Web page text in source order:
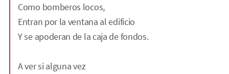
Como bomberos locos,
Entran por la ventana al edificio
Y se apoderan de la caja de fondos.
A ver si alguna vez